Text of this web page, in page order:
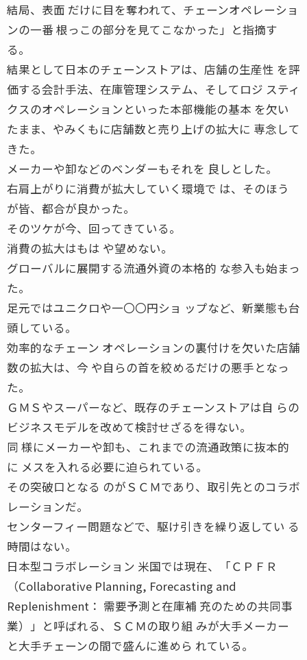
結局、表面 だけに目を奪われて、チェーンオペレーショ
ンの一番 根っこの部分を見てこなかった」と指摘す
る。
結果として日本のチェーンストアは、店舗の生産性 を評
価する会計手法、在庫管理システム、そしてロジ スティ
クスのオペレーションといった本部機能の基本 を欠い
たまま、やみくもに店舗数と売り上げの拡大に 専念して
きた。
メーカーや卸などのベンダーもそれを 良しとした。
右肩上がりに消費が拡大していく環境で は、そのほう
が皆、都合が良かった。
そのツケが今、回ってきている。
消費の拡大はもは や望めない。
グローバルに展開する流通外資の本格的 な参入も始まっ
た。
足元ではユニクロや一〇〇円ショ ップなど、新業態も台
頭している。
効率的なチェーン オペレーションの裏付けを欠いた店舗
数の拡大は、今 や自らの首を絞めるだけの悪手となっ
た。
ＧＭＳやスーパーなど、既存のチェーンストアは自 らの
ビジネスモデルを改めて検討せざるを得ない。
同 様にメーカーや卸も、これまでの流通政策に抜本的
に メスを入れる必要に迫られている。
その突破口となる のがＳＣＭであり、取引先とのコラボ
レーションだ。
センターフィー問題などで、駆け引きを繰り返してい る
時間はない。
日本型コラボレーション 米国では現在、「ＣＰＦＲ
（Collaborative Planning, Forecasting and
Replenishment： 需要予測と在庫補 充のための共同事
業）」と呼ばれる、ＳＣＭの取り組 みが大手メーカー
と大手チェーンの間で盛んに進めら れている。